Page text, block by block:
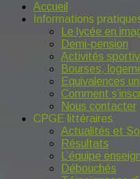
Accueil
Informations
Le lycée en
Demi-pension
Activités
Bourses,
Equivalences
Comment
Nous contacter
CPGE littéraires
Actualités et
Résultats
L’équipe
Débouchés